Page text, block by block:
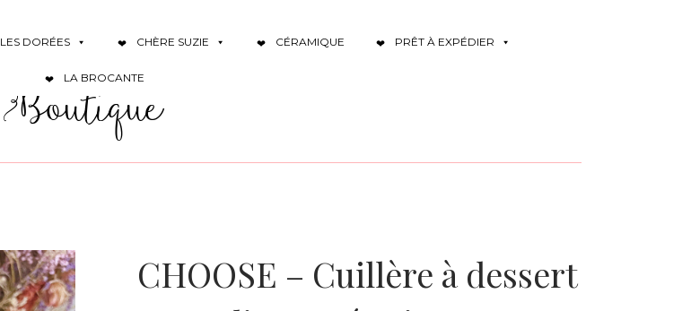
LES DORÉES CHÈRE SUZIE CÉRAMIQUE PRÊT À EXPÉDIER
LA BROCANTE
Boutique
CHOOSE – Cuillère à dessert